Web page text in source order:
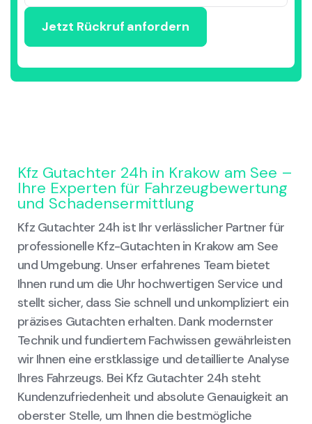
Kfz Gutachter 24h in Krakow am See –
Ihre Experten für Fahrzeugbewertung
und Schadensermittlung
Kfz Gutachter 24h ist Ihr verlässlicher Partner für
professionelle Kfz-Gutachten in Krakow am See
und Umgebung. Unser erfahrenes Team bietet
Ihnen rund um die Uhr hochwertigen Service und
stellt sicher, dass Sie schnell und unkompliziert ein
präzises Gutachten erhalten. Dank modernster
Technik und fundiertem Fachwissen gewährleisten
wir Ihnen eine erstklassige und detaillierte Analyse
Ihres Fahrzeugs. Bei Kfz Gutachter 24h steht
Kundenzufriedenheit und absolute Genauigkeit an
oberster Stelle, um Ihnen die bestmögliche